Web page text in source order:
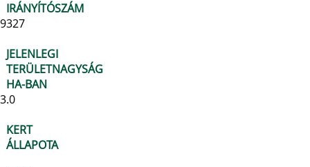
IRÁNYÍTÓSZÁM
9327
JELENLEGI
TERÜLETNAGYSÁG
HA-BAN
3.0
KERT
ÁLLAPOTA